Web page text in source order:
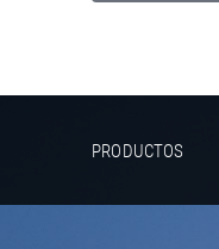
PRODUCTOS